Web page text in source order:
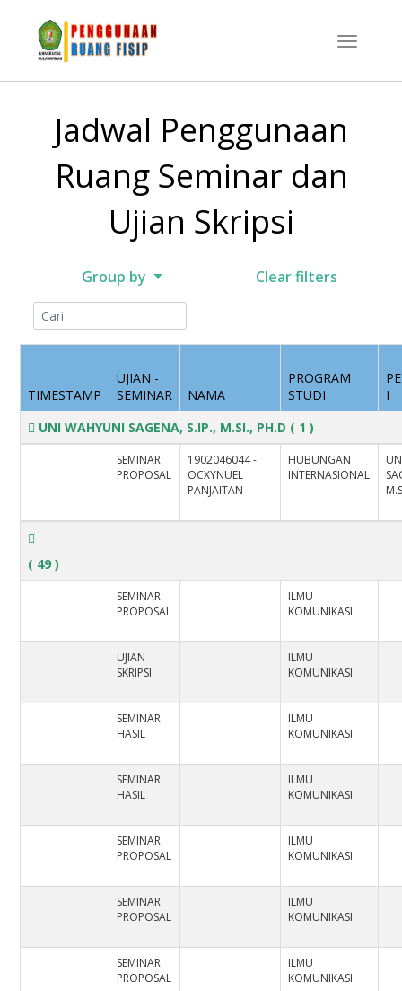
Jadwal Penggunaan
Ruang Seminar dan
Ujian Skripsi
Group by Clear filters
TIMESTAMP
UJIAN -
SEMINAR
NAMA
PROGRAM
STUDI
I
UNI WAHYUNI SAGENA, S.IP., M.SI., PH.D ( 1 )
SEMINAR
PROPOSAL
1902046044 -
OCXYNUEL
PANJAITAN
HUBUNGAN
INTERNASIONAL
( 49 )
SEMINAR
PROPOSAL
ILMU
KOMUNIKASI
UJIAN
SKRIPSI
ILMU
KOMUNIKASI
SEMINAR
HASIL
ILMU
KOMUNIKASI
SEMINAR
HASIL
ILMU
KOMUNIKASI
SEMINAR
PROPOSAL
ILMU
KOMUNIKASI
SEMINAR
PROPOSAL
ILMU
KOMUNIKASI
SEMINAR
PROPOSAL
ILMU
KOMUNIKASI